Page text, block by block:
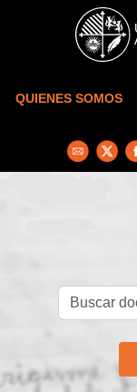
Skip to main content
QUIENES SOMOS